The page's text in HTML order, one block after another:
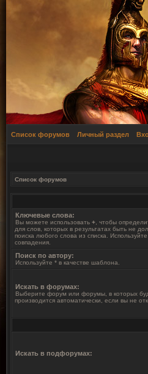
Список форумов Личный раздел
Список форумов
Ключевые слова:
Вы можете использовать + , чтобы
для слов, которых в результатах быть не
поиска любого слова из списка. Используйте
совпадения.
Поиск по автору:
Используйте * в качестве шаблона.
Искать в форумах:
Выберите форум или форумы, в которых
производится автоматически, если вы не
Искать в подфорумах: